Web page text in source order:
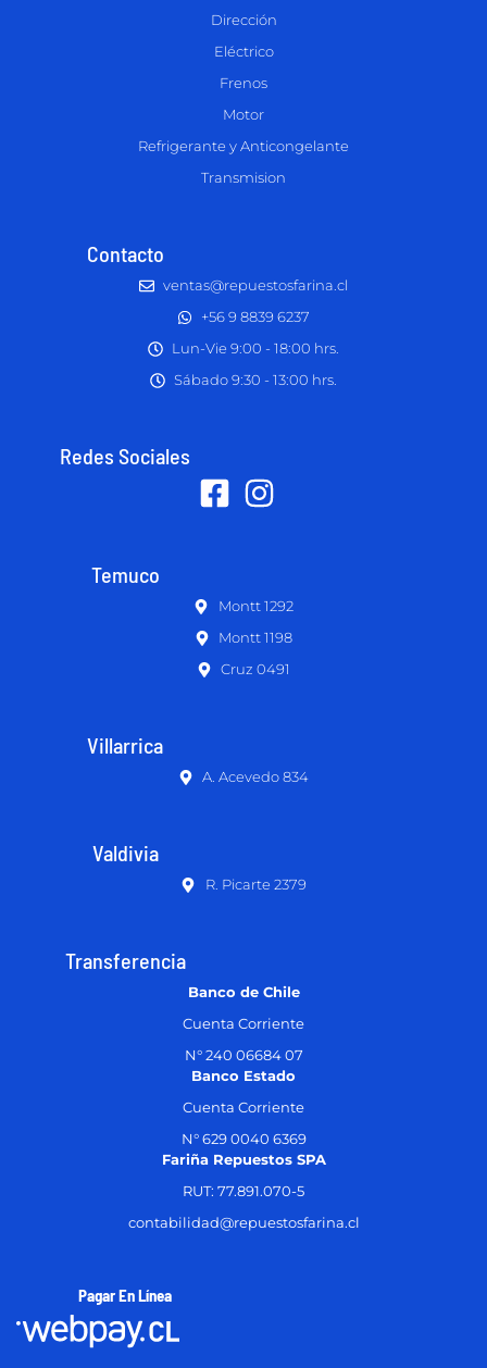
Dirección
Eléctrico
Frenos
Motor
Refrigerante y Anticongelante
Transmision
Contacto
ventas@repuestosfarina.cl
+56 9 8839 6237
Lun-Vie 9:00 - 18:00 hrs.
Sábado 9:30 - 13:00 hrs.
Redes Sociales
Temuco
Montt 1292
Montt 1198
Cruz 0491
Villarrica
A. Acevedo 834
Valdivia
R. Picarte 2379
Transferencia
Banco de Chile
Cuenta Corriente
N° 240 06684 07
Banco Estado
Cuenta Corriente
N° 629 0040 6369
Fariña Repuestos SPA
RUT: 77.891.070-5
contabilidad@repuestosfarina.cl
Pagar En Línea